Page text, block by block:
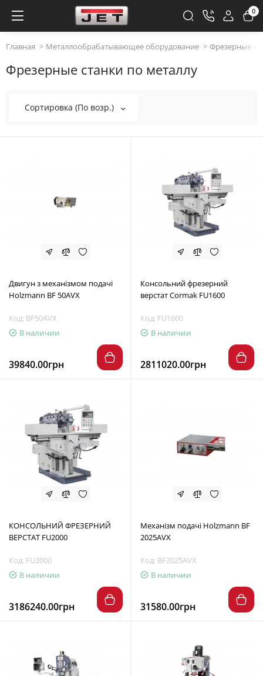
0
Главная Металлообрабатывающее оборудование Фрезерные
Фрезерные станки по металлу
Сортировка (По возр.)
Двигун з механізмом подачі
Holzmann BF 50AVX
Код: BF50AVX
В наличии
39840.00грн
Консольний фрезерний
верстат Cormak FU1600
Код: FU1600
В наличии
2811020.00грн
КОНСОЛЬНИЙ ФРЕЗЕРНИЙ
ВЕРСТАТ FU2000
Код: FU2000
В наличии
3186240.00грн
Механізм подачі Holzmann BF
2025AVX
Код: BF2025AVX
В наличии
31580.00грн